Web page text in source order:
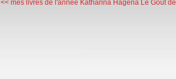
<< mes livres de l'année Katharina Hagena Le Goût